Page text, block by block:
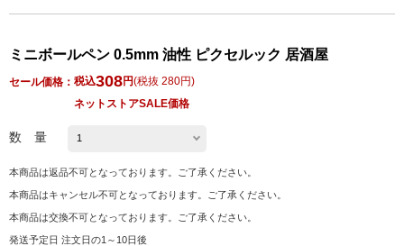
ミニボールペン 0.5mm 油性 ピクセルック 居酒屋
セール価格： 税込308円(税抜 280円)
ネットストアSALE価格
数 量
本商品は返品不可となっております。ご了承ください。
本商品はキャンセル不可となっております。ご了承ください。
本商品は交換不可となっております。ご了承ください。
発送予定日 注文日の1～10日後